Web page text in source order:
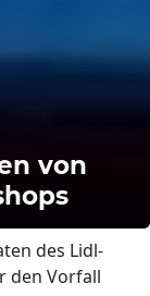
von
des Lidl-
den Vorfall